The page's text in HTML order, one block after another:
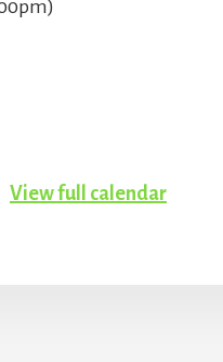
View full calendar